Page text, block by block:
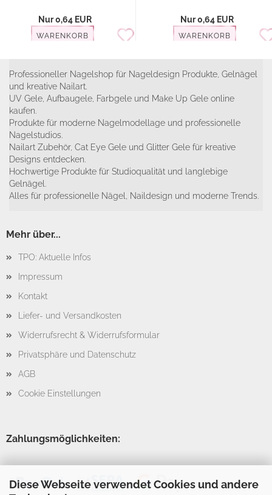
Diese Webseite verwendet Cookies und andere
Nur 0,64 EUR
WARENKORB
Nur 0,64 EUR
WARENKORB
Professioneller Nagelshop für Nageldesign Produkte, Gelnägel
und kreative Nailart.
UV Gele, Aufbaugele, Farbgele und Make Up Gele online
kaufen.
Produkte für moderne Nagelmodellage und professionelle
Nagelstudios.
Nailart Zubehör, Cat Eye Gele und Glitter Gele für kreative
Designs entdecken.
Hochwertige Produkte für Studioqualität und langlebige
Gelnägel.
Alles für professionelle Nägel, Naildesign und moderne Trends.
Mehr über...
TPO: Aktuelle Infos
Impressum
Kontakt
Liefer- und Versandkosten
Widerrufsrecht & Widerrufsformular
Privatsphäre und Datenschutz
AGB
Cookie Einstellungen
Zahlungsmöglichkeiten: